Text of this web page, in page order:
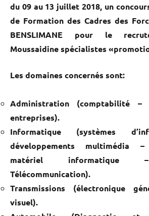
du 09 au 13 juillet 2018, un
de Formation des Cadres des
BENSLIMANE pour le
Moussaidine spécialistes
Les domaines concernés sont:
Administration (comptabilité –
entreprises).
Informatique (systèmes
développements multimédia –
matériel informatique
Télécommunication).
Transmissions (électronique
visuel).